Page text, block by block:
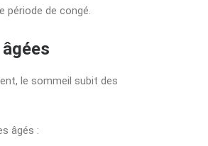
période de congé.
le sommeil subit des
âgés :